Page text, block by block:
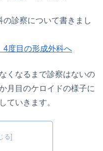
診察について書きまし
4度目の形成外科へ
くなるまで診察はないの
月目のケロイドの様子に
ていきます。